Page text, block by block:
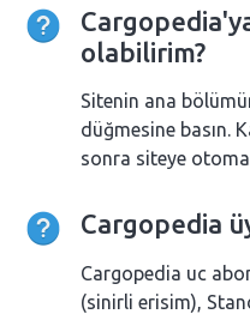
olabilirim?
Sitenin ana
düğmesine basın.
sonra siteye
Cargopedia
Cargopedia uc
(sinirli erisim),